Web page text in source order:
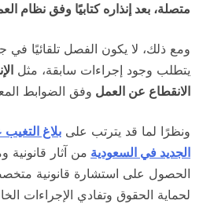
متصلة، بعد إنذاره كتابيًا وفق نظام
ومع ذلك، لا يكون الفصل تلقائيًا في
يتطلب وجود إجراءات سابقة، مثل
الانقطاع عن العمل وفق الضوابط
ونظرًا لما قد يترتب على بلاغ
الجديد في السعودية من آثار قانونية
الحصول على استشارة قانونية
لحماية الحقوق وتفادي الإجراءات